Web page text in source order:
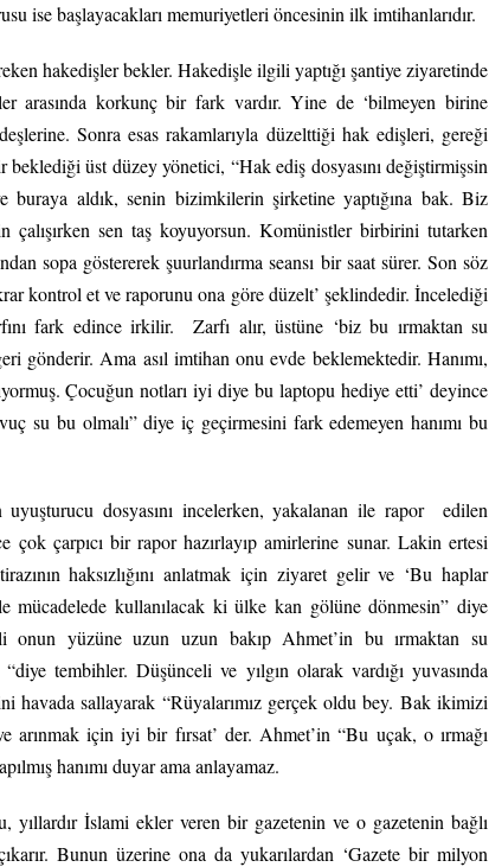
ise başlayacakları memuriyetleri öncesinin ilk imtihanlarıdır.
hakedişler bekler. Hakedişle ilgili yaptığı şantiye ziyaretinde
arasında korkunç bir fark vardır. Yine de ‘bilmeyen birine
Sonra esas rakamlarıyla düzelttiği hak edişleri, gereği
beklediği üst düzey yönetici, “Hak ediş dosyasını değiştirmişsin
aldık, senin bizimkilerin şirketine yaptığına bak. Biz
çalışırken sen taş koyuyorsun. Komünistler birbirini tutarken
sopa göstererek şuurlandırma seansı bir saat sürer. Son söz
kontrol et ve raporunu ona göre düzelt’ şeklindedir. İncelediği
fark edince irkilir. Zarfı alır, üstüne ‘biz bu ırmaktan su
gönderir. Ama asıl imtihan onu evde beklemektedir. Hanımı,
Çocuğun notları iyi diye bu laptopu hediye etti’ deyince
su bu olmalı” diye iç geçirmesini fark edemeyen hanımı bu
dosyasını incelerken, yakalanan ile rapor edilen
çarpıcı bir rapor hazırlayıp amirlerine sunar. Lakin ertesi
haksızlığını anlatmak için ziyaret gelir ve ‘Bu haplar
mücadelede kullanılacak ki ülke kan gölüne dönmesin” diye
yüzüne uzun uzun bakıp Ahmet’in bu ırmaktan su
tembihler. Düşünceli ve yılgın olarak vardığı yuvasında
havada sallayarak “Rüyalarımız gerçek oldu bey. Bak ikimizi
için iyi bir fırsat’ der. Ahmet’in “Bu uçak, o ırmağı
hanımı duyar ama anlayamaz.
İslami ekler veren bir gazetenin ve o gazetenin bağlı
Bunun üzerine ona da yukarılardan ‘Gazete bir milyon